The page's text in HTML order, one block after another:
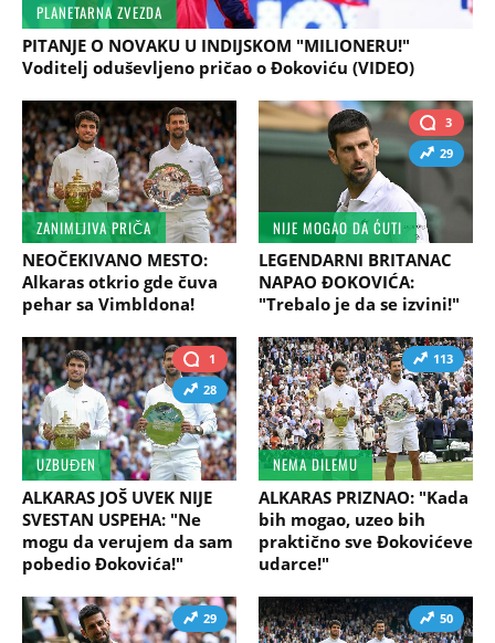
PLANETARNA ZVEZDA
PITANJE O NOVAKU U INDIJSKOM "MILIONERU!"
Voditelj oduševljeno pričao o Đokoviću (VIDEO)
ZANIMLJIVA PRIČA
NEOČEKIVANO MESTO:
Alkaras otkrio gde čuva
pehar sa Vimbldona!
3
29
NIJE MOGAO DA ĆUTI
LEGENDARNI BRITANAC
NAPAO ĐOKOVIĆA:
"Trebalo je da se izvini!"
1
28
UZBUĐEN
ALKARAS JOŠ UVEK NIJE
SVESTAN USPEHA: "Ne
mogu da verujem da sam
pobedio Đokovića!"
113
NEMA DILEMU
ALKARAS PRIZNAO: "Kada
bih mogao, uzeo bih
praktično sve Đokovićeve
udarce!"
29 50